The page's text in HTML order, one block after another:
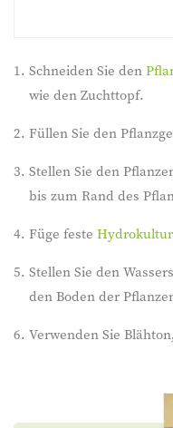
Schneiden Sie den
wie den Zuchttopf.
Füllen Sie den
Stellen Sie den
bis zum Rand des
Füge feste
Stellen Sie den
den Boden der
Verwenden Sie